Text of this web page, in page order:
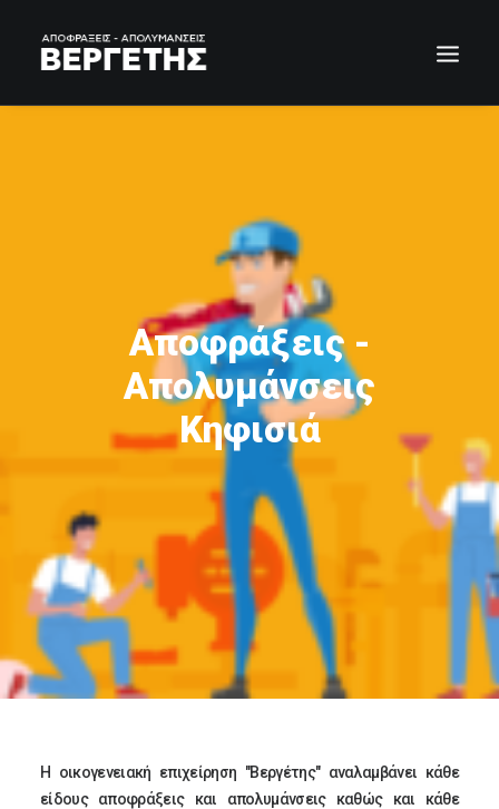
Αποφράξεις -
Απολυμάνσεις
Κηφισιά
Η οικογενειακή επιχείρηση "Βεργέτης" αναλαμβάνει κάθε
είδους αποφράξεις και απολυμάνσεις καθώς και κάθε